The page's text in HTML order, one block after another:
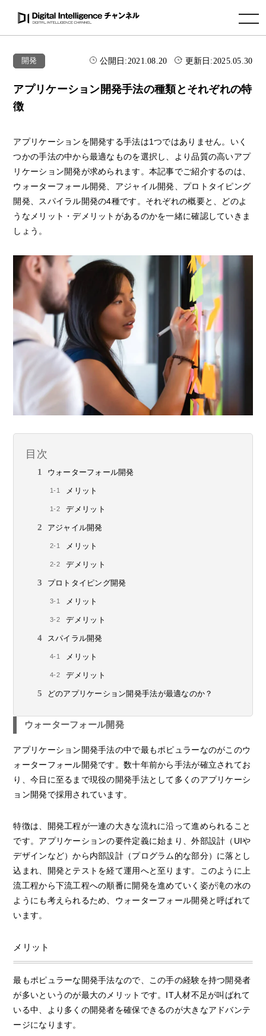
toggle navigation
開発 公開日:2021.08.20 更新日:2025.05.30
アプリケーション開発手法の種類とそれぞれの特
徴
アプリケーションを開発する手法は1つではありません。いく
つかの手法の中から最適なものを選択し、より品質の高いアプ
リケーション開発が求められます。本記事でご紹介するのは、
ウォーターフォール開発、アジャイル開発、プロトタイピング
開発、スパイラル開発の4種です。それぞれの概要と、どのよ
うなメリット・デメリットがあるのかを一緒に確認していきま
しょう。
目次
ウォーターフォール開発
メリット
デメリット
アジャイル開発
メリット
デメリット
プロトタイピング開発
メリット
デメリット
スパイラル開発
メリット
デメリット
どのアプリケーション開発手法が最適なのか？
ウォーターフォール開発
アプリケーション開発手法の中で最もポピュラーなのがこのウ
ォーターフォール開発です。数十年前から手法が確立されてお
り、今日に至るまで現役の開発手法として多くのアプリケーシ
ョン開発で採用されています。
特徴は、開発工程が一連の大きな流れに沿って進められること
です。アプリケーションの要件定義に始まり、外部設計（UIや
デザインなど）から内部設計（プログラム的な部分）に落とし
込まれ、開発とテストを経て運用へと至ります。このように上
流工程から下流工程への順番に開発を進めていく姿が滝の水の
ようにも考えられるため、ウォーターフォール開発と呼ばれて
います。
メリット
最もポピュラーな開発手法なので、この手の経験を持つ開発者
が多いというのが最大のメリットです。IT人材不足が叫ばれて
いる中、より多くの開発者を確保できるのが大きなアドバンテ
ージになります。